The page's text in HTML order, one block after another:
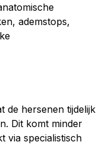
ademstops,
de hersenen tijdelijk
Dit komt minder
via specialistisch